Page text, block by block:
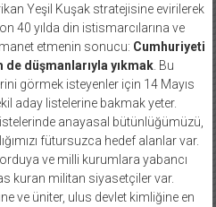
Yeşil Kuşak stratejisine evirilerek
40 yılda din istismarcılarına ve
etmenin sonucu: Cumhuriyeti
de düşmanlarıyla yıkmak. Bu
görmek isteyenler için 14 Mayıs
aday listelerine bakmak yeter.
anayasal bütünlüğümüzü,
fütursuzca hedef alanlar var.
ve milli kurumlara yabancı
kuran militan siyasetçiler var.
ve üniter, ulus devlet kimliğine en